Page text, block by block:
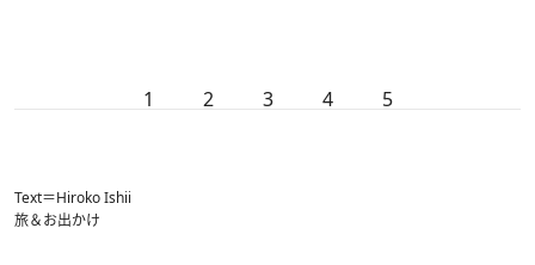
1 2 3 4 5
Text＝Hiroko Ishii
旅＆お出かけ